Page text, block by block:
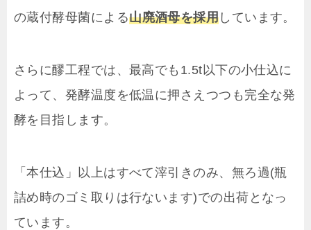
の蔵付酵母菌による山廃酒母を採用 しています。
さらに醪工程では、最高でも1.5t以下の小仕込に
よって、発酵温度を低温に押さえつつも完全な発
酵を目指します。
「本仕込」以上はすべて滓引きのみ、無ろ過(瓶
詰め時のゴミ取りは行ないます)での出荷となっ
ています。